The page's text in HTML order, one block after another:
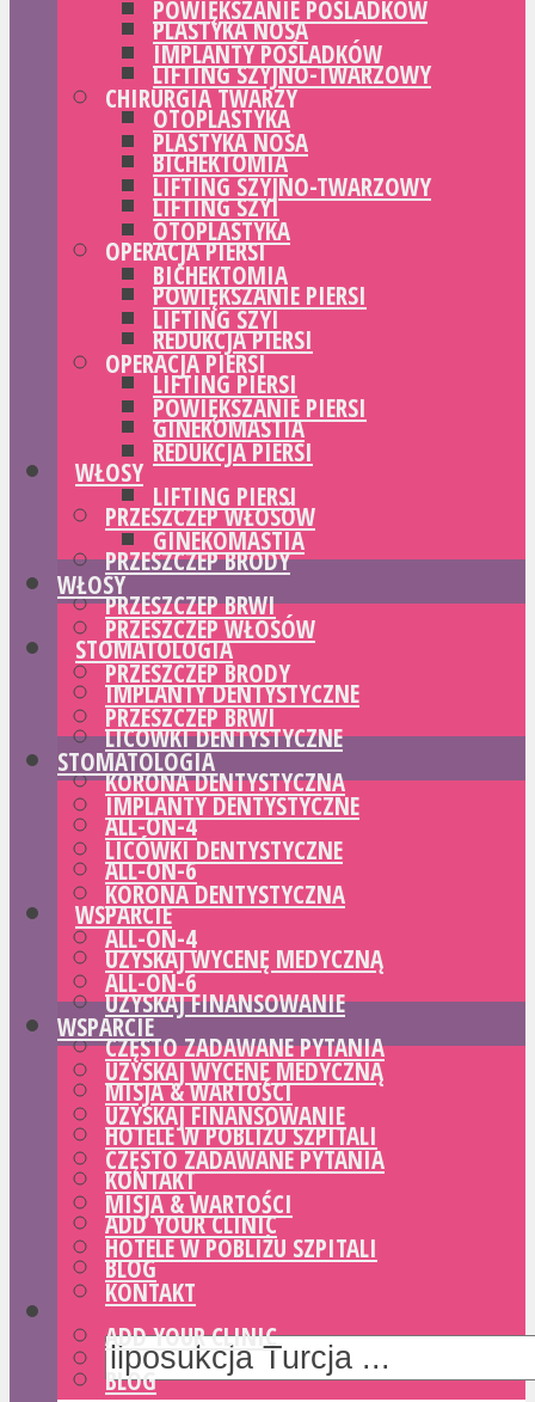
PLASTYKA NOSA
LIFTING SZYJNO-TWARZOWY
OTOPLASTYKA
BICHEKTOMIA
LIFTING SZYI
OPERACJA PIERSI
POWIĘKSZANIE PIERSI
REDUKCJA PIERSI
LIFTING PIERSI
GINEKOMASTIA
WŁOSY
PRZESZCZEP WŁOSÓW
PRZESZCZEP BRODY
PRZESZCZEP BRWI
STOMATOLOGIA
IMPLANTY DENTYSTYCZNE
LICÓWKI DENTYSTYCZNE
KORONA DENTYSTYCZNA
ALL-ON-4
ALL-ON-6
WSPARCIE
UZYSKAJ WYCENĘ MEDYCZNĄ
UZYSKAJ FINANSOWANIE
CZĘSTO ZADAWANE PYTANIA
MISJA & WARTOŚCI
HOTELE W POBLIŻU SZPITALI
KONTAKT
ADD YOUR CLINIC
BLOG
POWIĘKSZANIE POŚLADKÓW
IMPLANTY POŚLADKÓW
CHIRURGIA TWARZY
PLASTYKA NOSA
LIFTING SZYJNO-TWARZOWY
OTOPLASTYKA
BICHEKTOMIA
LIFTING SZYI
OPERACJA PIERSI
POWIĘKSZANIE PIERSI
REDUKCJA PIERSI
LIFTING PIERSI
GINEKOMASTIA
WŁOSY
PRZESZCZEP WŁOSÓW
PRZESZCZEP BRODY
PRZESZCZEP BRWI
STOMATOLOGIA
IMPLANTY DENTYSTYCZNE
LICÓWKI DENTYSTYCZNE
KORONA DENTYSTYCZNA
ALL-ON-4
ALL-ON-6
WSPARCIE
UZYSKAJ WYCENĘ MEDYCZNĄ
UZYSKAJ FINANSOWANIE
CZĘSTO ZADAWANE PYTANIA
MISJA & WARTOŚCI
HOTELE W POBLIŻU SZPITALI
KONTAKT
ADD YOUR CLINIC
BLOG